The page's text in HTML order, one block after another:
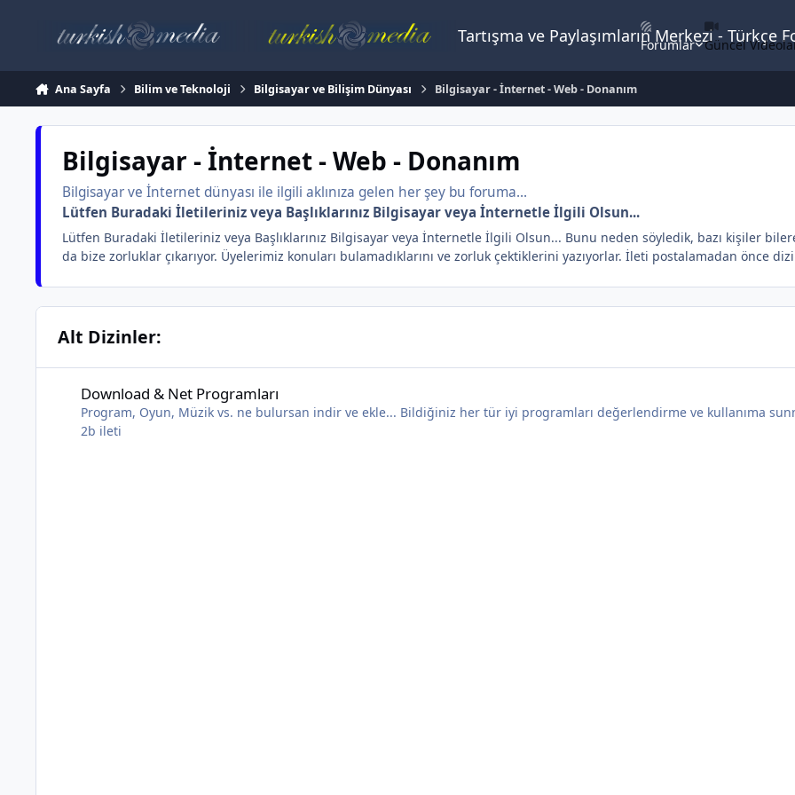
Tartışma ve Paylaşımların Merkezi -
Forumlar Güncel
Ana Sayfa Bilim ve Teknoloji Bilgisayar ve Bilişim Dünyası Bilgisayar - İnternet - Web - Donanım
Bilgisayar - İnternet - Web - Donanım
Bilgisayar ve İnternet dünyası ile ilgili aklınıza gelen her şey bu foruma...
Lütfen Buradaki İletileriniz veya Başlıklarınız Bilgisayar veya İnternetle İlgili Olsun...
Lütfen Buradaki İletileriniz veya Başlıklarınız Bilgisayar veya İnternetle İlgili Olsun... Bunu neden söyledik, bazı kişiler
da bize zorluklar çıkarıyor. Üyelerimiz konuları bulamadıklarını ve zorluk çektiklerini yazıyorlar. İleti postalamadan önce
Alt Dizinler:
Download & Net Programları
Program, Oyun, Müzik vs. ne bulursan indir ve ekle... Bildiğiniz her tür iyi programları değerlendirme ve kullanıma
2b ileti